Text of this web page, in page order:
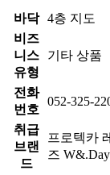
바닥 4층 지도
비즈
니스
유형
기타 상품
전화
번호
052-325-
취급
브랜
드
프로텍카
즈